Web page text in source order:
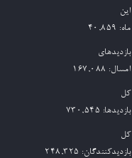
این
ماه: 40,859
بازدیدهای
امسال: 167,088
کل
بازدیدها: 730,545
کل
بازدیدکنند‌گان: 248,325